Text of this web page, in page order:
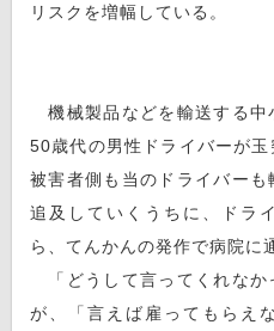
リスクを増幅している。
機械製品などを輸送する中
50歳代の男性ドライバーが玉
被害者側も当のドライバー
追及していくうちに、ドラ
ら、てんかんの発作で病院に
「どうして言ってくれなか
が、「言えば雇ってもらえ